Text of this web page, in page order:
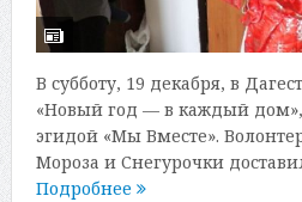
В субботу, 19 декабря, в
«Новый год — в каждый
эгидой «Мы Вместе».
Мороза и Снегурочки
Подробнее